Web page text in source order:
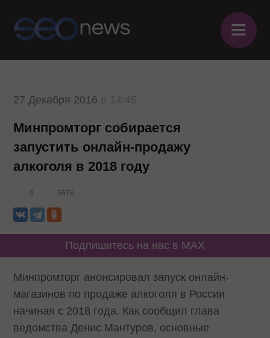
≡
27 Декабря 2016
Минпромторг собирается
запустить онлайн-продажу
алкоголя в 2018 году
0 5676
Подпишитесь на нас в MAX
Минпромторг анонсировал запуск онлайн-
магазинов по продаже алкоголя в России
начиная с 2018 года. Как сообщил глава
ведомства Денис Мантуров, основные